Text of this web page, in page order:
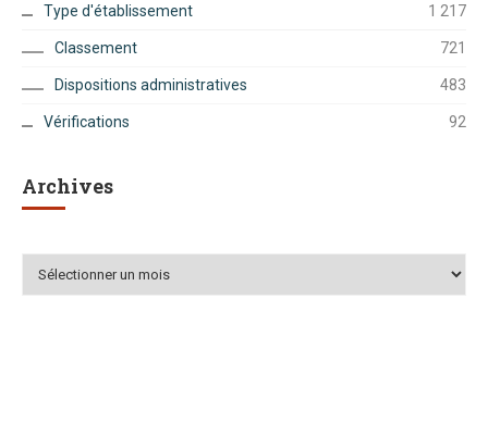
Type d'établissement 1 217
Classement 721
Dispositions administratives 483
Vérifications 92
Archives
Archives